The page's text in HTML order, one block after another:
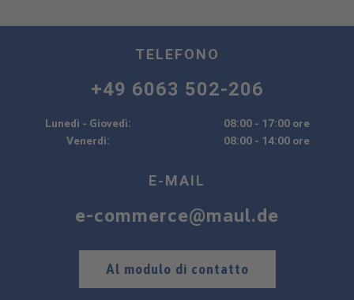
TELEFONO
+49 6063 502-206
Lunedì - Giovedì:
08:00 - 17:00 ore
Venerdì:
08:00 - 14:00 ore
E-MAIL
e-commerce@maul.de
Al modulo di contatto